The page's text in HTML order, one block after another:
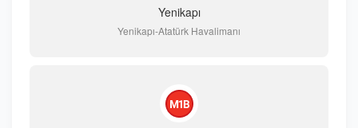
Yenikapı
Yenikapı-Atatürk Havalimanı